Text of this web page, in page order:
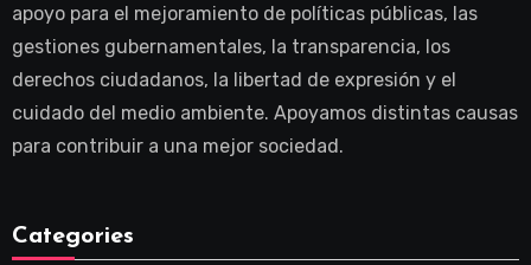
apoyo para el mejoramiento de políticas públicas, las
gestiones gubernamentales, la transparencia, los
derechos ciudadanos, la libertad de expresión y el
cuidado del medio ambiente. Apoyamos distintas causas
para contribuir a una mejor sociedad.
Categories